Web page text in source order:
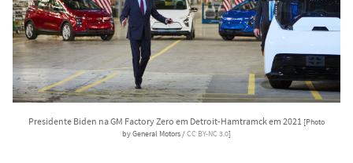
Presidente Biden na GM Factory Zero em Detroit-Hamtramck em 2021 [Photo
by General Motors /CC BY-NC 3.0]